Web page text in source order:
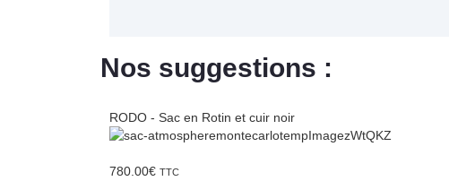
Nos suggestions :
RODO - Sac en Rotin et cuir noir
780.00€ TTC